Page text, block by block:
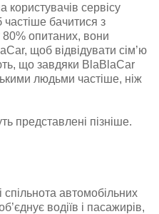
користувачів сервісу
частіше бачитися з
опитаних, вони
щоб відвідувати сім’ю
що завдяки BlaBlaCar
людьми частіше, ніж
представлені пізніше.
автомобільних
водіїв і пасажирів,